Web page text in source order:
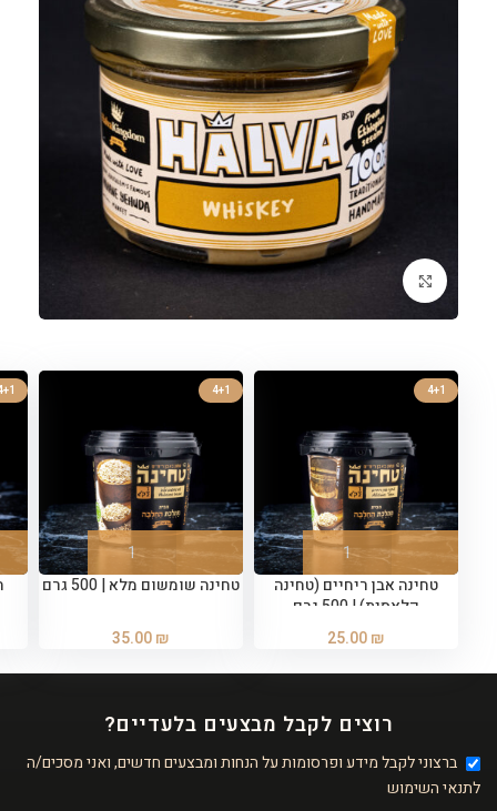
לחצו להגדלה
4+1
טחינה אבן ריחיים (טחינה
קלאסית) | 500 גרם
25.00₪
4+1
טחינה שומשום מלא | 500 גרם
35.00₪
רוצים לקבל מבצעים בלעדיים?
ברצוני לקבל מידע ופרסומות על הנחות ומבצעים חדשים, ואני מסכים/ה
לתנאי השימוש